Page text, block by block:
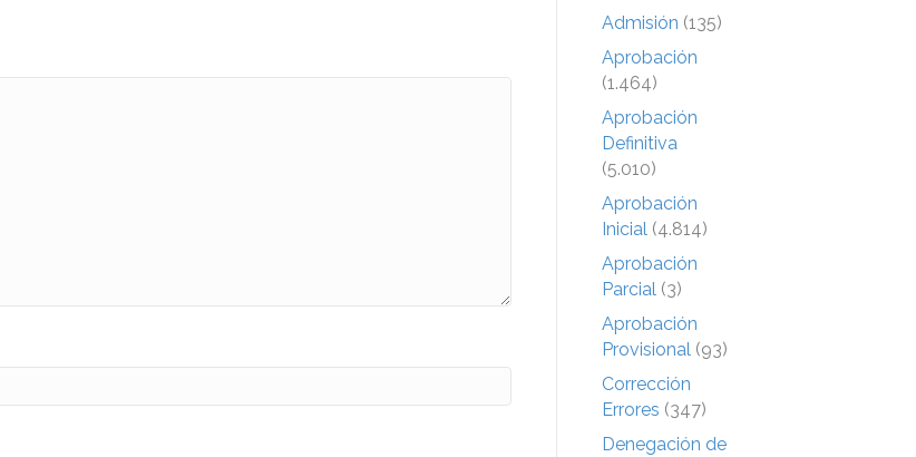
Admisión (135)
Aprobación
(1.464)
Aprobación
Definitiva
(5.010)
Aprobación
Inicial (4.814)
Aprobación
Parcial (3)
Aprobación
Provisional (93)
Corrección
Errores (347)
Denegación de